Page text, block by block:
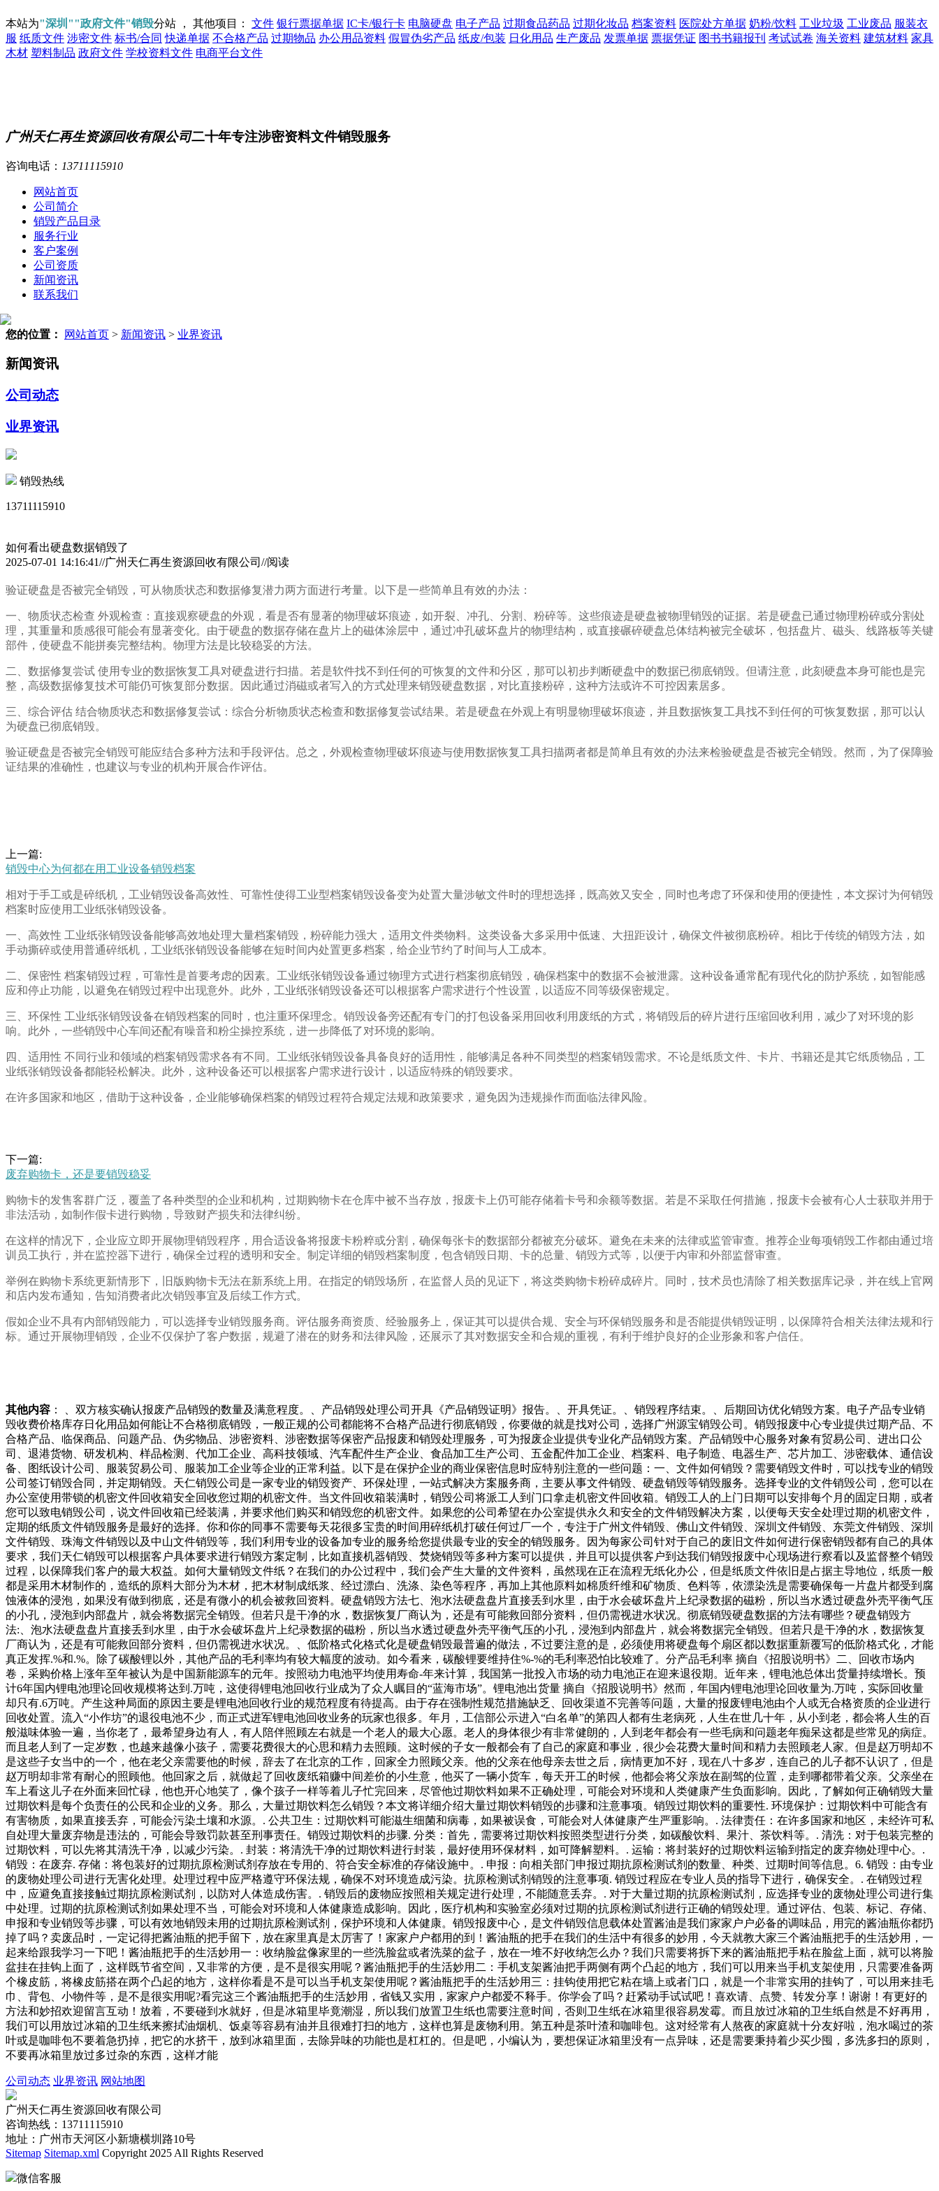
本站为"深圳""政府文件"销毁分站 ， 其他项目： 文件 银行票据单据 IC卡/银行卡 电脑硬盘 电子产品 过期食品药品 过期化妆品 档案资料 医院处方单据 奶粉/饮料 工业垃圾 工业废品 服装衣
服 纸质文件 涉密文件 标书/合同 快递单据 不合格产品 过期物品 办公用品资料 假冒伪劣产品 纸皮/包装 日化用品 生产废品 发票单据 票据凭证 图书书籍报刊 考试试卷 海关资料 建筑材料 家具
木材 塑料制品 政府文件 学校资料文件 电商平台文件
广州天仁再生资源回收有限公司二十年专注涉密资料文件销毁服务
咨询电话： 13711115910
网站首页
公司简介
销毁产品目录
服务行业
客户案例
公司资质
新闻资讯
联系我们
您的位置： 网站首页 > 新闻资讯 > 业界资讯
新闻资讯
公司动态
业界资讯
销毁热线
13711115910
如何看出硬盘数据销毁了
2025-07-01 14:16:41//广州天仁再生资源回收有限公司//阅读
验证硬盘是否被完全销毁，可从物质状态和数据修复潜力两方面进行考量。以下是一些简单且有效的办法：
一、物质状态检查 外观检查：直接观察硬盘的外观，看是否有显著的物理破坏痕迹，如开裂、冲孔、分割、粉碎等。这些痕迹是硬盘被物理销毁的证据。若是硬盘已通过物理粉碎或分割处
理，其重量和质感很可能会有显著变化。由于硬盘的数据存储在盘片上的磁体涂层中，通过冲孔破坏盘片的物理结构，或直接碾碎硬盘总体结构被完全破坏，包括盘片、磁头、线路板等关键
部件，使硬盘不能拼奏完整结构。物理方法是比较稳妥的方法。
二、数据修复尝试 使用专业的数据恢复工具对硬盘进行扫描。若是软件找不到任何的可恢复的文件和分区，那可以初步判断硬盘中的数据已彻底销毁。但请注意，此刻硬盘本身可能也是完
整，高级数据修复技术可能仍可恢复部分数据。因此通过消磁或者写入的方式处理来销毁硬盘数据，对比直接粉碎，这种方法或许不可控因素居多。
三、综合评估 结合物质状态和数据修复尝试：综合分析物质状态检查和数据修复尝试结果。若是硬盘在外观上有明显物理破坏痕迹，并且数据恢复工具找不到任何的可恢复数据，那可以认
为硬盘已彻底销毁。
验证硬盘是否被完全销毁可能应结合多种方法和手段评估。总之，外观检查物理破坏痕迹与使用数据恢复工具扫描两者都是简单且有效的办法来检验硬盘是否被完全销毁。然而，为了保障验
证结果的准确性，也建议与专业的机构开展合作评估。
上一篇:
销毁中心为何都在用工业设备销毁档案
相对于手工或是碎纸机，工业销毁设备高效性、可靠性使得工业型档案销毁设备变为处置大量涉敏文件时的理想选择，既高效又安全，同时也考虑了环保和使用的便捷性，本文探讨为何销毁
档案时应使用工业纸张销毁设备。
一、高效性 工业纸张销毁设备能够高效地处理大量档案销毁，粉碎能力强大，适用文件类物料。这类设备大多采用中低速、大扭距设计，确保文件被彻底粉碎。相比于传统的销毁方法，如
手动撕碎或使用普通碎纸机，工业纸张销毁设备能够在短时间内处置更多档案，给企业节约了时间与人工成本。
二、保密性 档案销毁过程，可靠性是首要考虑的因素。工业纸张销毁设备通过物理方式进行档案彻底销毁，确保档案中的数据不会被泄露。这种设备通常配有现代化的防护系统，如智能感
应和停止功能，以避免在销毁过程中出现意外。此外，工业纸张销毁设备还可以根据客户需求进行个性设置，以适应不同等级保密规定。
三、环保性 工业纸张销毁设备在销毁档案的同时，也注重环保理念。销毁设备旁还配有专门的打包设备采用回收利用废纸的方式，将销毁后的碎片进行压缩回收利用，减少了对环境的影
响。此外，一些销毁中心车间还配有噪音和粉尘操控系统，进一步降低了对环境的影响。
四、适用性 不同行业和领域的档案销毁需求各有不同。工业纸张销毁设备具备良好的适用性，能够满足各种不同类型的档案销毁需求。不论是纸质文件、卡片、书籍还是其它纸质物品，工
业纸张销毁设备都能轻松解决。此外，这种设备还可以根据客户需求进行设计，以适应特殊的销毁要求。
在许多国家和地区，借助于这种设备，企业能够确保档案的销毁过程符合规定法规和政策要求，避免因为违规操作而面临法律风险。
下一篇:
废弃购物卡，还是要销毁稳妥
购物卡的发售客群广泛，覆盖了各种类型的企业和机构，过期购物卡在仓库中被不当存放，报废卡上仍可能存储着卡号和余额等数据。若是不采取任何措施，报废卡会被有心人士获取并用于
非法活动，如制作假卡进行购物，导致财产损失和法律纠纷。
在这样的情况下，企业应立即开展物理销毁程序，用合适设备将报废卡粉粹或分割，确保每张卡的数据部分都被充分破坏。避免在未来的法律或监管审查。推荐企业每项销毁工作都由通过培
训员工执行，并在监控器下进行，确保全过程的透明和安全。制定详细的销毁档案制度，包含销毁日期、卡的总量、销毁方式等，以便于内审和外部监督审查。
举例在购物卡系统更新情形下，旧版购物卡无法在新系统上用。在指定的销毁场所，在监督人员的见证下，将这类购物卡粉碎成碎片。同时，技术员也清除了相关数据库记录，并在线上官网
和店内发布通知，告知消费者此次销毁事宜及后续工作方式。
假如企业不具有内部销毁能力，可以选择专业销毁服务商。评估服务商资质、经验服务上，保证其可以提供合规、安全与环保销毁服务和是否能提供销毁证明，以保障符合相关法律法规和行
标。通过开展物理销毁，企业不仅保护了客户数据，规避了潜在的财务和法律风险，还展示了其对数据安全和合规的重视，有利于维护良好的企业形象和客户信任。
其他内容 ： 、双方核实确认报废产品销毁的数量及满意程度。、产品销毁处理公司开具《产品销毁证明》报告。、开具凭证。、销毁程序结束。、后期回访优化销毁方案。电子产品专业销
毁收费价格库存日化用品如何能让不合格彻底销毁，一般正规的公司都能将不合格产品进行彻底销毁，你要做的就是找对公司，选择广州源宝销毁公司。销毁报废中心专业提供过期产品、不
合格产品、临保商品、问题产品、伪劣物品、涉密资料、涉密数据等保密产品报废和销毁处理服务，可为报废企业提供专业化产品销毁方案。产品销毁中心服务对象有贸易公司、进出口公
司、退港货物、研发机构、样品检测、代加工企业、高科技领域、汽车配件生产企业、食品加工生产公司、五金配件加工企业、档案科、电子制造、电器生产、芯片加工、涉密载体、通信设
备、图纸设计公司、服装贸易公司、服装加工企业等企业的正常利益。以下是在保护企业的商业保密信息时应特别注意的一些问题：一、文件如何销毁？需要销毁文件时，可以找专业的销毁
公司签订销毁合同，并定期销毁。天仁销毁公司是一家专业的销毁资产、环保处理，一站式解决方案服务商，主要从事文件销毁、硬盘销毁等销毁服务。选择专业的文件销毁公司，您可以在
办公室使用带锁的机密文件回收箱安全回收您过期的机密文件。当文件回收箱装满时，销毁公司将派工人到门口拿走机密文件回收箱。销毁工人的上门日期可以安排每个月的固定日期，或者
您可以致电销毁公司，说文件回收箱已经装满，并要求他们购买和销毁您的机密文件。如果您的公司希望在办公室提供永久和安全的文件销毁解决方案，以便每天安全处理过期的机密文件，
定期的纸质文件销毁服务是最好的选择。你和你的同事不需要每天花很多宝贵的时间用碎纸机打破任何过厂一个，专注于广州文件销毁、佛山文件销毁、深圳文件销毁、东莞文件销毁、深圳
文件销毁、珠海文件销毁以及中山文件销毁等，我们利用专业的设备加专业的服务给您提供最专业的安全的销毁服务。因为每家公司针对于自己的废旧文件如何进行保密销毁都有自己的具体
要求，我们天仁销毁可以根据客户具体要求进行销毁方案定制，比如直接机器销毁、焚烧销毁等多种方案可以提供，并且可以提供客户到达我们销毁报废中心现场进行察看以及监督整个销毁
过程，以保障我们客户的最大权益。如何大量销毁文件纸？在我们的办公过程中，我们会产生大量的文件资料，虽然现在正在流程无纸化办公，但是纸质文件依旧是占据主导地位，纸质一般
都是采用木材制作的，造纸的原料大部分为木材，把木材制成纸浆、经过漂白、洗涤、染色等程序，再加上其他原料如棉质纤维和矿物质、色料等，依漂染洗是需要确保每一片盘片都受到腐
蚀液体的浸泡，如果没有做到彻底，还是有微小的机会被救回资料。硬盘销毁方法七、泡水法硬盘盘片直接丢到水里，由于水会破坏盘片上纪录数据的磁粉，所以当水透过硬盘外壳平衡气压
的小孔，浸泡到内部盘片，就会将数据完全销毁。但若只是干净的水，数据恢复厂商认为，还是有可能救回部分资料，但仍需视进水状况。彻底销毁硬盘数据的方法有哪些？硬盘销毁方
法:、泡水法硬盘盘片直接丢到水里，由于水会破坏盘片上纪录数据的磁粉，所以当水透过硬盘外壳平衡气压的小孔，浸泡到内部盘片，就会将数据完全销毁。但若只是干净的水，数据恢复
厂商认为，还是有可能救回部分资料，但仍需视进水状况。、低阶格式化格式化是硬盘销毁最普遍的做法，不过要注意的是，必须使用将硬盘每个扇区都以数据重新覆写的低阶格式化，才能
真正发挥.%和.%。除了碳酸锂以外，其他产品的毛利率均有较大幅度的波动。如今看来，碳酸锂要维持住%-%的毛利率恐怕比较难了。分产品毛利率 摘自《招股说明书》二、回收市场内
卷，采购价格上涨年至年被认为是中国新能源车的元年。按照动力电池平均使用寿命-年来计算，我国第一批投入市场的动力电池正在迎来退役期。近年来，锂电池总体出货量持续增长。预
计6年国内锂电池理论回收规模将达到.万吨，这使得锂电池回收行业成为了众人瞩目的“蓝海市场”。锂电池出货量 摘自《招股说明书》然而，年国内锂电池理论回收量为.万吨，实际回收量
却只有.6万吨。产生这种局面的原因主要是锂电池回收行业的规范程度有待提高。由于存在强制性规范措施缺乏、回收渠道不完善等问题，大量的报废锂电池由个人或无合格资质的企业进行
回收处置。流入“小作坊”的退役电池不少，而正式进军锂电池回收业务的玩家也很多。年月，工信部公示进入“白名单”的第四人都有生老病死，人生在世几十年，从小到老，都会将人生的百
般滋味体验一遍，当你老了，最希望身边有人，有人陪伴照顾左右就是一个老人的最大心愿。老人的身体很少有非常健朗的，人到老年都会有一些毛病和问题老年痴呆这都是些常见的病症。
而且老人到了一定岁数，也越来越像小孩子，需要花费很大的心思和精力去照顾。这时候的子女一般都会有了自己的家庭和事业，很少会花费大量时间和精力去照顾老人家。但是赵万明却不
是这些子女当中的一个，他在老父亲需要他的时候，辞去了在北京的工作，回家全力照顾父亲。他的父亲在他母亲去世之后，病情更加不好，现在八十多岁，连自己的儿子都不认识了，但是
赵万明却非常有耐心的照顾他。他回家之后，就做起了回收废纸箱赚中间差价的小生意，他买了一辆小货车，每天开工的时候，他都会将父亲放在副驾的位置，走到哪都带着父亲。父亲坐在
车上看这儿子在外面来回忙碌，他也开心地笑了，像个孩子一样等着儿子忙完回来，尽管他过期饮料如果不正确处理，可能会对环境和人类健康产生负面影响。因此，了解如何正确销毁大量
过期饮料是每个负责任的公民和企业的义务。那么，大量过期饮料怎么销毁？本文将详细介绍大量过期饮料销毁的步骤和注意事项。销毁过期饮料的重要性. 环境保护：过期饮料中可能含有
有害物质，如果直接丢弃，可能会污染土壤和水源。. 公共卫生：过期饮料可能滋生细菌和病毒，如果被误食，可能会对人体健康产生严重影响。. 法律责任：在许多国家和地区，未经许可私
自处理大量废弃物是违法的，可能会导致罚款甚至刑事责任。销毁过期饮料的步骤. 分类：首先，需要将过期饮料按照类型进行分类，如碳酸饮料、果汁、茶饮料等。. 清洗：对于包装完整的
过期饮料，可以先将其清洗干净，以减少污染。. 封装：将清洗干净的过期饮料进行封装，最好使用环保材料，如可降解塑料。. 运输：将封装好的过期饮料运输到指定的废弃物处理中心。.
销毁：在废弃. 存储：将包装好的过期抗原检测试剂存放在专用的、符合安全标准的存储设施中。. 申报：向相关部门申报过期抗原检测试剂的数量、种类、过期时间等信息。6. 销毁：由专业
的废物处理公司进行无害化处理。处理过程中应严格遵守环保法规，确保不对环境造成污染。抗原检测试剂销毁的注意事项. 销毁过程应在专业人员的指导下进行，确保安全。. 在销毁过程
中，应避免直接接触过期抗原检测试剂，以防对人体造成伤害。. 销毁后的废物应按照相关规定进行处理，不能随意丢弃。. 对于大量过期的抗原检测试剂，应选择专业的废物处理公司进行集
中处理。过期的抗原检测试剂如果处理不当，可能会对环境和人体健康造成影响。因此，医疗机构和实验室必须对过期的抗原检测试剂进行正确的销毁处理。通过评估、包装、标记、存储、
申报和专业销毁等步骤，可以有效地销毁未用的过期抗原检测试剂，保护环境和人体健康。销毁报废中心，是文件销毁信息载体处置酱油是我们家家户户必备的调味品，用完的酱油瓶你都扔
掉了吗？卖废品时，一定记得把酱油瓶的把手留下，放在家里真是太厉害了！家家户户都用的到！酱油瓶的把手在我们的生活中有很多的妙用，今天就教大家三个酱油瓶把手的生活妙用，一
起来给跟我学习一下吧！酱油瓶把手的生活妙用一：收纳脸盆像家里的一些洗脸盆或者洗菜的盆子，放在一堆不好收纳怎么办？我们只需要将拆下来的酱油瓶把手粘在脸盆上面，就可以将脸
盆挂在挂钩上面了，这样既节省空间，又非常的方便，是不是很实用呢？酱油瓶把手的生活妙用二：手机支架酱油把手两侧有两个凸起的地方，我们可以用来当手机支架使用，只需要准备两
个橡皮筋，将橡皮筋搭在两个凸起的地方，这样你看是不是可以当手机支架使用呢？酱油瓶把手的生活妙用三：挂钩使用把它粘在墙上或者门口，就是一个非常实用的挂钩了，可以用来挂毛
巾、背包、小物件等，是不是很实用呢?看完这三个酱油瓶把手的生活妙用，省钱又实用，家家户户都爱不释手。你学会了吗？赶紧动手试试吧！喜欢请、点赞、转发分享！谢谢！有更好的
方法和妙招欢迎留言互动！放着，不要碰到水就好，但是冰箱里毕竟潮湿，所以我们放置卫生纸也需要注意时间，否则卫生纸在冰箱里很容易发霉。而且放过冰箱的卫生纸自然是不好再用，
我们可以用放过冰箱的卫生纸来擦拭油烟机、饭桌等容易有油并且很难打扫的地方，这样也算是废物利用。第五种是茶叶渣和咖啡包。这对经常有人熬夜的家庭就十分友好啦，泡水喝过的茶
叶或是咖啡包不要着急扔掉，把它的水挤干，放到冰箱里面，去除异味的功能也是杠杠的。但是吧，小编认为，要想保证冰箱里没有一点异味，还是需要秉持着少买少囤，多洗多扫的原则，
不要再冰箱里放过多过杂的东西，这样才能
公司动态 业界资讯 网站地图
广州天仁再生资源回收有限公司
咨询热线：13711115910
地址：广州市天河区小新塘横圳路10号
Sitemap Sitemap.xml Copyright 2025 All Rights Reserved
微信客服